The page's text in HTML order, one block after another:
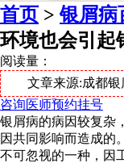
首页 >银屑病
环境也会引起
阅读量：
文章来源:成都
咨询医师预约挂号
银屑病的病因较复杂
因共同影响而造成的
不可忽视的一种，因